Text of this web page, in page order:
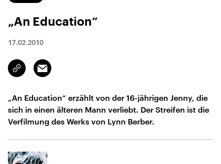
„An Education“
17.02.2010
Link
kopieren/teilen
Email
„An Education“ erzählt von der 16-jährigen Jenny, die
sich in einen älteren Mann verliebt. Der Streifen ist die
Verfilmung des Werks von Lynn Berber.